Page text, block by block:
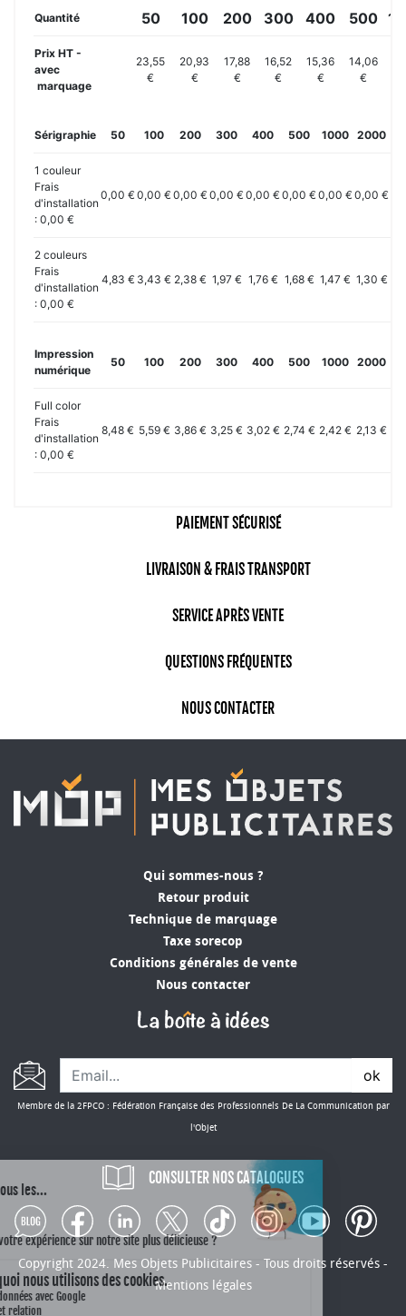
Quantité 50 100 200 300 400 500
Prix HT -
avec
marquage
23,55
€
20,93
€
17,88
€
16,52
€
15,36
€
14,06
€
Sérigraphie 50 100 200 300 400 500 1000 2000
1 couleur
Frais
d'installation
: 0,00 €
0,00 € 0,00 € 0,00 € 0,00 € 0,00 € 0,00 € 0,00 € 0,00 €
2 couleurs
Frais
d'installation
: 0,00 €
4,83 € 3,43 € 2,38 € 1,97 € 1,76 € 1,68 € 1,47 € 1,30 €
Impression
numérique
50 100 200 300 400 500 1000 2000
Full color
Frais
d'installation
: 0,00 €
8,48 € 5,59 € 3,86 € 3,25 € 3,02 € 2,74 € 2,42 € 2,13 €
PAIEMENT SÉCURISÉ
LIVRAISON & FRAIS TRANSPORT
SERVICE APRÈS VENTE
QUESTIONS FRÉQUENTES
NOUS CONTACTER
Qui sommes-nous ?
Retour produit
Technique de marquage
Taxe sorecop
Conditions générales de vente
Nous contacter
ok
Membre de la 2FPCO : Fédération Française des Professionnels De La Communication par
l'Objet
CONSULTER NOS CATALOGUES
Copyright 2024. Mes Objets Publicitaires - Tous droits réservés -
Mentions légales